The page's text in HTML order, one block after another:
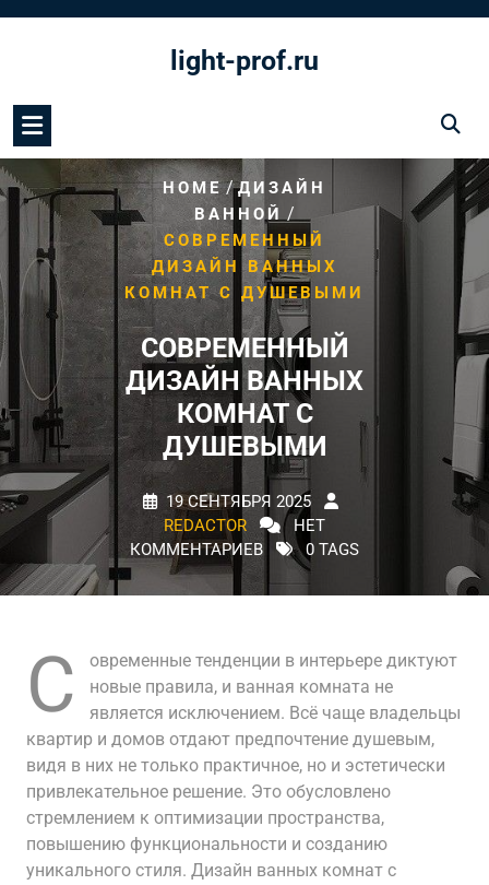
light-prof.ru
HOME/ДИЗАЙН
ВАННОЙ /
СОВРЕМЕННЫЙ
ДИЗАЙН ВАННЫХ
КОМНАТ С ДУШЕВЫМИ
СОВРЕМЕННЫЙ
ДИЗАЙН ВАННЫХ
КОМНАТ С
ДУШЕВЫМИ
19 СЕНТЯБРЯ 2025
REDACTOR
НЕТ
КОММЕНТАРИЕВ
0 TAGS
С
овременные тенденции в интерьере диктуют
новые правила, и ванная комната не
является исключением. Всё чаще владельцы
квартир и домов отдают предпочтение душевым,
видя в них не только практичное, но и эстетически
привлекательное решение. Это обусловлено
стремлением к оптимизации пространства,
повышению функциональности и созданию
уникального стиля. Дизайн ванных комнат с